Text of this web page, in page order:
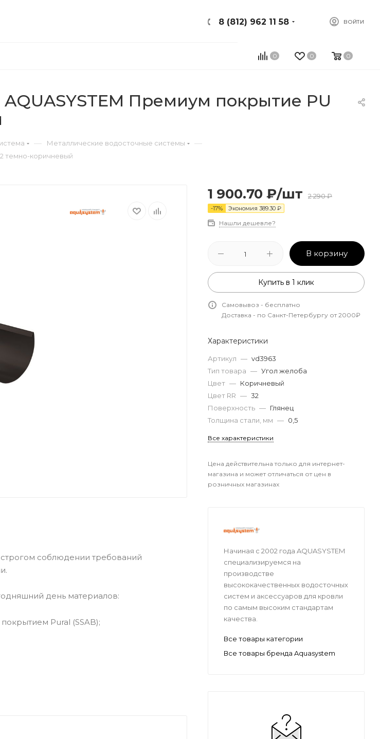
ВОЙТИ
8 (812) 962 11 58
0 0 0
Премиум покрытие PU
— Металлические водосточные системы —
темно-коричневый
строгом соблюдении требований
день материалов:
Pural (SSAB);
1 900.70 ₽/шт 2 290₽
-17% Экономия 389.30 ₽
Нашли дешевле?
В корзину
Купить в 1 клик
Самовывоз - бесплатно
Доставка - по Санкт-Петербургу от 2000₽
Характеристики
Артикул — vd3963
Тип товара — Угол желоба
Цвет — Коричневый
Цвет RR — 32
Поверхность — Глянец
Толщина стали, мм — 0,5
Все характеристики
Цена действительна только для интернет-
магазина и может отличаться от цен в
розничных магазинах
Начиная с 2002 года AQUASYSTEM
специализируемся на
производстве
высококачественных водосточных
систем и аксессуаров для кровли
по самым высоким стандартам
качества.
Все товары категории
Все товары бренда Aquasystem